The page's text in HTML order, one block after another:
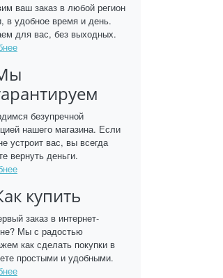
ваш заказ в любой регион
в удобное время и день.
для вас, без выходных.
безупречной
нашего магазина. Если
устроит вас, вы всегда
вернуть деньги.
купить
заказ в интернет-
Мы с радостью
как сделать покупки в
простыми и удобными.